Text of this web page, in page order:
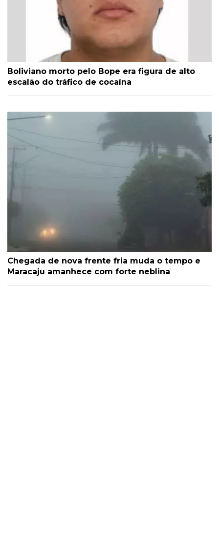
Boliviano morto pelo Bope era figura de alto
escalão do tráfico de cocaína
Chegada de nova frente fria muda o tempo e
Maracaju amanhece com forte neblina